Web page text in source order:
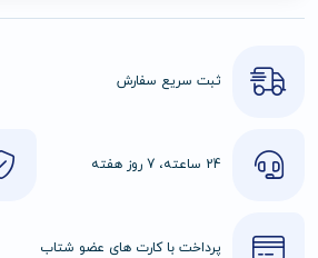
ثبت سریع سفارش
24 ساعته، 7 روز هفته
پرداخت با کارت های عضو شتاب